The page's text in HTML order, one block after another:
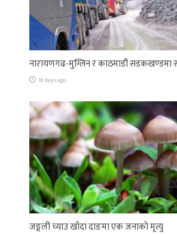
नारायणगढ-मुग्लिन र काठमाडौं सडकखण्डमा
18 days ago
जङ्गली च्याउ खाँदा दाङमा एक जनाको मृत्यु